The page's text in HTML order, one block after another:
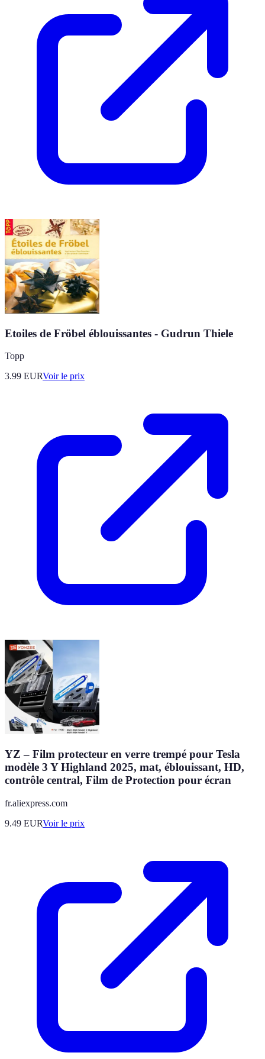
Etoiles de Fröbel éblouissantes - Gudrun Thiele
Topp
3.99 EURVoir le prix
YZ – Film protecteur en verre trempé pour Tesla
modèle 3 Y Highland 2025, mat, éblouissant, HD,
contrôle central, Film de Protection pour écran
fr.aliexpress.com
9.49 EURVoir le prix